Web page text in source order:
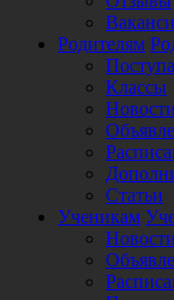
Родителям
Классы
Новости
Статьи
Ученикам
Новости